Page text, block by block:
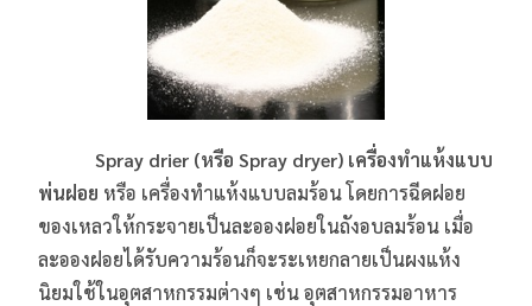
Spray drier (หรือ Spray dryer) เครื่องทำแห้งแบบ
พ่นฝอย หรือ เครื่องทำแห้งแบบลมร้อน โดยการฉีดฝอย
ของเหลวให้กระจายเป็นละอองฝอยในถังอบลมร้อน เมื่อ
ละอองฝอยได้รับความร้อนก็จะระเหยกลายเป็นผงแห้ง
นิยมใช้ในอุตสาหกรรมต่างๆ เช่น อุตสาหกรรมอาหาร